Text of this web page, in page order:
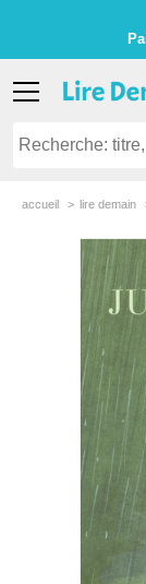
accueil lire demain